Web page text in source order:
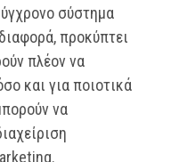
σύστημα
προκύπτει
πλέον να
και για ποιοτικά
να